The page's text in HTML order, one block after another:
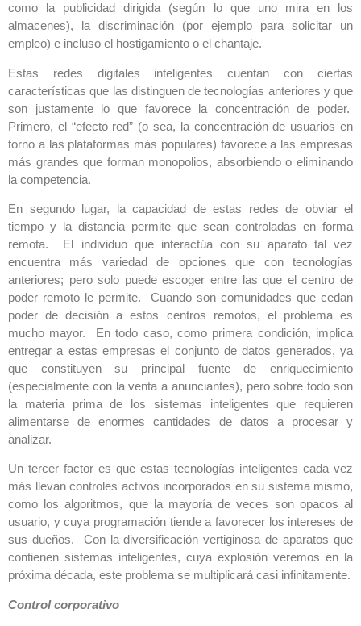
como la publicidad dirigida (según lo que uno mira en los
almacenes), la discriminación (por ejemplo para solicitar un
empleo) e incluso el hostigamiento o el chantaje.
Estas redes digitales inteligentes cuentan con ciertas
características que las distinguen de tecnologías anteriores y que
son justamente lo que favorece la concentración de poder.
Primero, el “efecto red” (o sea, la concentración de usuarios en
torno a las plataformas más populares) favorece a las empresas
más grandes que forman monopolios, absorbiendo o eliminando
la competencia.
En segundo lugar, la capacidad de estas redes de obviar el
tiempo y la distancia permite que sean controladas en forma
remota. El individuo que interactúa con su aparato tal vez
encuentra más variedad de opciones que con tecnologías
anteriores; pero solo puede escoger entre las que el centro de
poder remoto le permite. Cuando son comunidades que cedan
poder de decisión a estos centros remotos, el problema es
mucho mayor. En todo caso, como primera condición, implica
entregar a estas empresas el conjunto de datos generados, ya
que constituyen su principal fuente de enriquecimiento
(especialmente con la venta a anunciantes), pero sobre todo son
la materia prima de los sistemas inteligentes que requieren
alimentarse de enormes cantidades de datos a procesar y
analizar.
Un tercer factor es que estas tecnologías inteligentes cada vez
más llevan controles activos incorporados en su sistema mismo,
como los algoritmos, que la mayoría de veces son opacos al
usuario, y cuya programación tiende a favorecer los intereses de
sus dueños. Con la diversificación vertiginosa de aparatos que
contienen sistemas inteligentes, cuya explosión veremos en la
próxima década, este problema se multiplicará casi infinitamente.
Control corporativo